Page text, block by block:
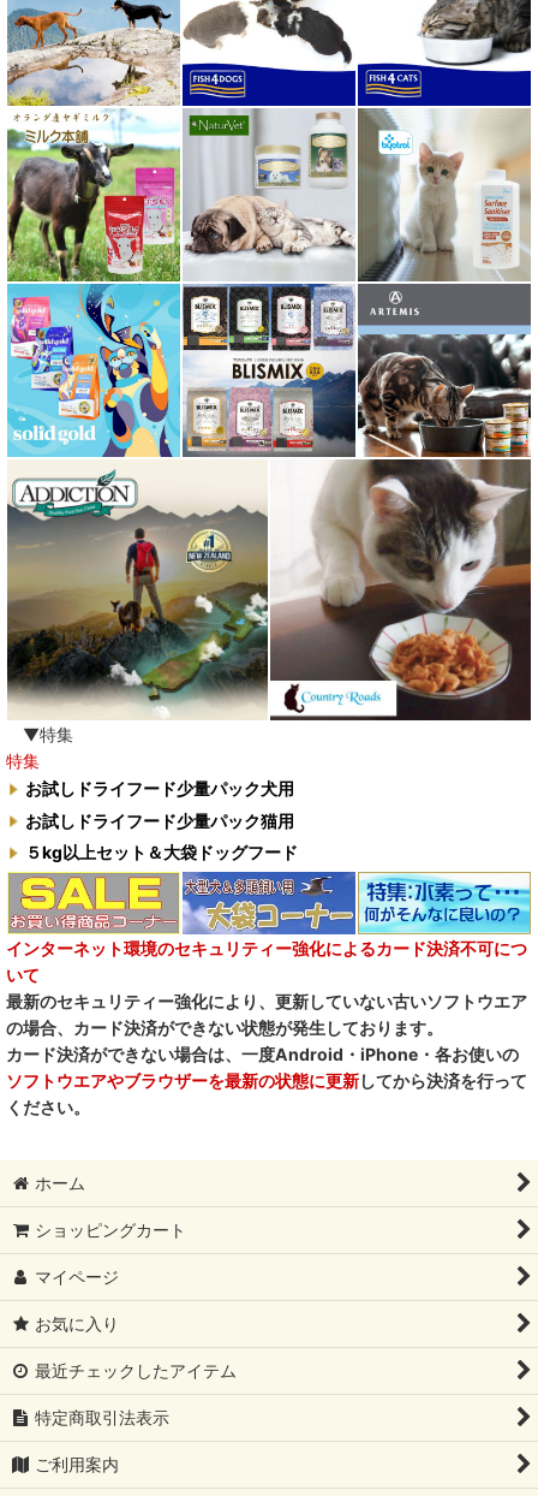
▼特集
特集
お試しドライフード少量パック犬用
お試しドライフード少量パック猫用
５kg以上セット＆大袋ドッグフード
インターネット環境のセキュリティー強化によるカード決済不可につ
いて
最新のセキュリティー強化により、更新していない古いソフトウエア
の場合、カード決済ができない状態が発生しております。
カード決済ができない場合は、一度Android・iPhone・各お使いの
ソフトウエアやブラウザーを最新の状態に更新してから決済を行って
ください。
ホーム
ショッピングカート
マイページ
お気に入り
最近チェックしたアイテム
特定商取引法表示
ご利用案内